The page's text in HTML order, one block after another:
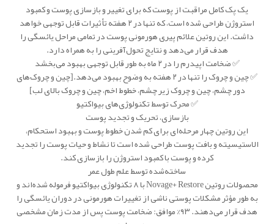
یک پک کامل مراقبت از پوست که برای تغییر و بازسازی پوست و کمبود
استروژن طراحی شده است، که تنها در ۲ هفته تأثیرات قابل توجهی خواهد
داشت. این روتین علائم پیری هورمونی پوست در تمامی مراحل یائسگی را
هدف قرار می‌دهد و نتایج تحول‌آفرینی را به همراه دارد.
✅ ضخامت اپیدرم را در ۲ ماه به طور قابل توجهی بهبود می‌بخشد
✅ چین و چروک را تنها در ۲ هفته به وضوح بهبود می‌دهد.[چین و چروک‌های
دور چشم، چین و چروک زیر چشم، خطوط اخم، چین و چروک بالای لب]
✅ محرک توسط تکنولوژی‌های بیواکتیو
بازسازی، تحریک و تجدید پوست
این روتین چهار مرحله‌ای برای کم شدن خطوط پوست و بهبود استحکام،
الاستیسیته و بافت پوست طراحی شده است تا نشاط و حیات پوست را تجدید
کرده و پوست با کمبود استروژن را باز‌سازی کند.
ساخته‌شده توسط علم طول عمر
محصولات روتین Novage+ Restore با ۸ تکنولوژی بیواکتیو فرموله شده‌اند و
به طور مؤثر مشکلات پوستی ناشی از تغییرات هورمونی در دوران یائسگی را
هدف قرار می‌دهند. ۹۳% موافق: ضخامت پوست پس از مدت زمان مشخصی